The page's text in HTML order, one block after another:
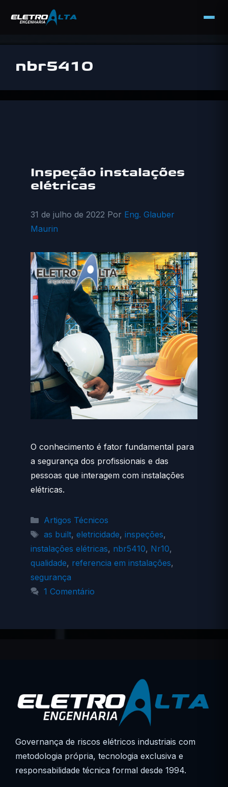
nbr5410
Inspeção instalações
elétricas
31 de julho de 2022 Por Eng. Glauber
Maurin
O conhecimento é fator fundamental para
a segurança dos profissionais e das
pessoas que interagem com instalações
elétricas.
Categorias
Artigos Técnicos
Tags
as built, eletricidade, inspeções,
instalações elétricas, nbr5410, Nr10,
qualidade, referencia em instalações,
segurança
1 Comentário
Governança de riscos elétricos industriais com
metodologia própria, tecnologia exclusiva e
responsabilidade técnica formal desde 1994.